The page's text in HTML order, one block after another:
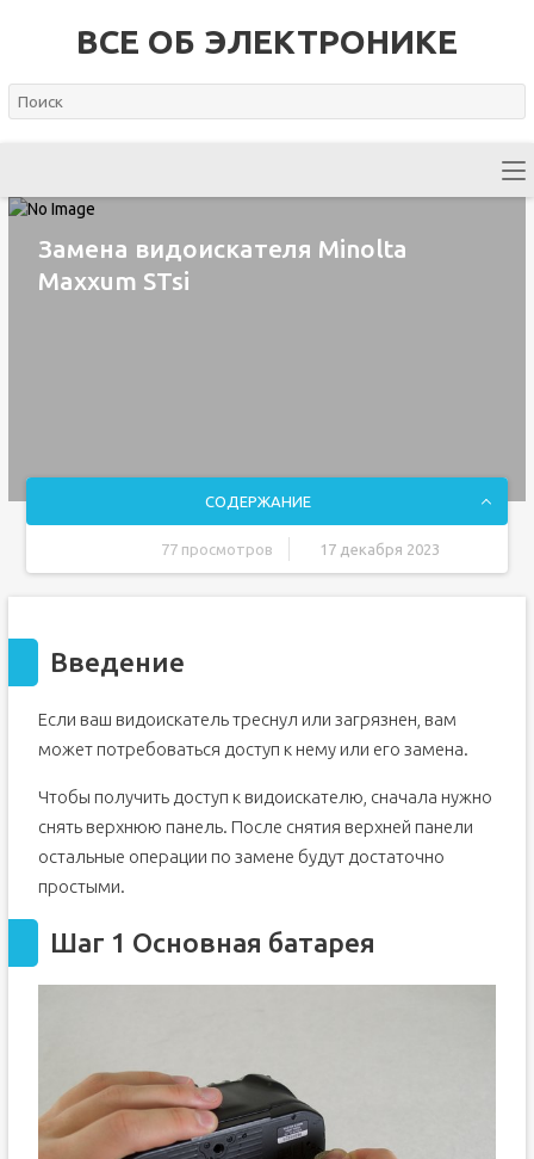
ВСЕ ОБ ЭЛЕКТРОНИКЕ
Замена видоискателя Minolta
Maxxum STsi
СОДЕРЖАНИЕ
77 просмотров 17 декабря 2023
Шаг 2
Шаг 4
Шаг 5
Шаг 6
Шаг 7
Шаг 8
Шаг 9
Шаг 11
Введение
Если ваш видоискатель треснул или загрязнен, вам
может потребоваться доступ к нему или его замена.
Чтобы получить доступ к видоискателю, сначала нужно
снять верхнюю панель. После снятия верхней панели
остальные операции по замене будут достаточно
простыми.
Шаг 1 Основная батарея